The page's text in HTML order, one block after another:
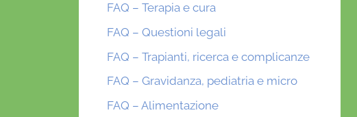
FAQ – Terapia e cura
FAQ – Questioni legali
FAQ – Trapianti, ricerca e complicanze
FAQ – Gravidanza, pediatria e micro
FAQ – Alimentazione